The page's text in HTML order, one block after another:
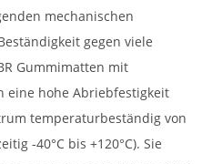
mechanischen
gegen viele
Gummimatten mit
eine hohe Abriebfestigkeit
temperaturbeständig von
-40°C bis +120°C). Sie